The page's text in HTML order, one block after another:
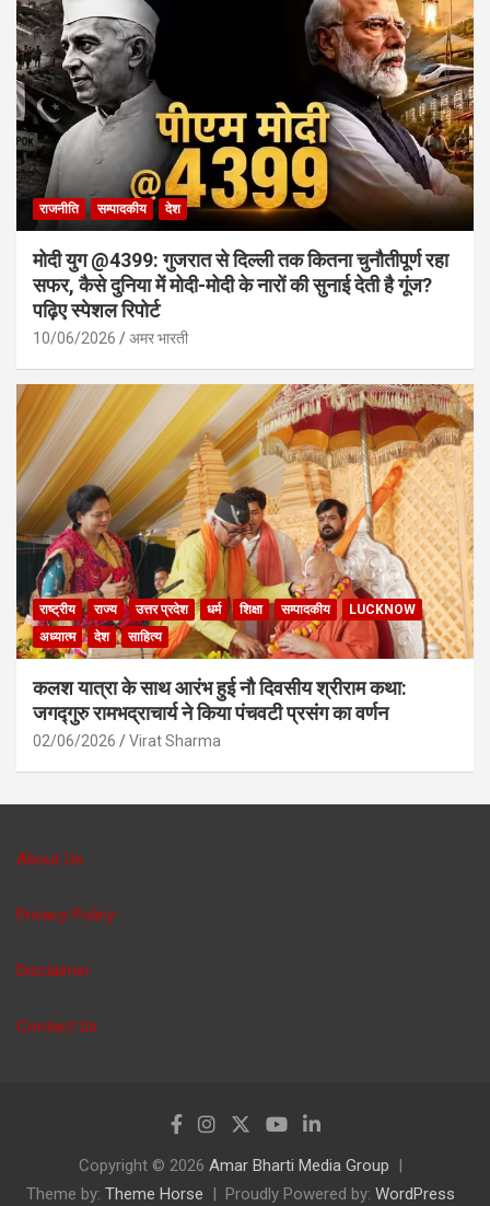
राजनीति सम्पादकीय देश
मोदी युग @4399: गुजरात से दिल्ली तक कितना चुनौतीपूर्ण रहा
सफर, कैसे दुनिया में मोदी-मोदी के नारों की सुनाई देती है गूंज?
पढ़िए स्पेशल रिपोर्ट
10/06/2026 अमर भारती
राष्ट्रीय राज्य उत्तर प्रदेश धर्म शिक्षा सम्पादकीय
LUCKNOW
अध्यात्म
देश साहित्य
कलश यात्रा के साथ आरंभ हुई नौ दिवसीय श्रीराम कथा:
जगद्गुरु रामभद्राचार्य ने किया पंचवटी प्रसंग का वर्णन
02/06/2026 Virat Sharma
About Us
Privacy Policy
Disclaimer
Contact Us
Copyright © 2026 Amar Bharti Media Group
Theme by: Theme Horse Proudly Powered by: WordPress